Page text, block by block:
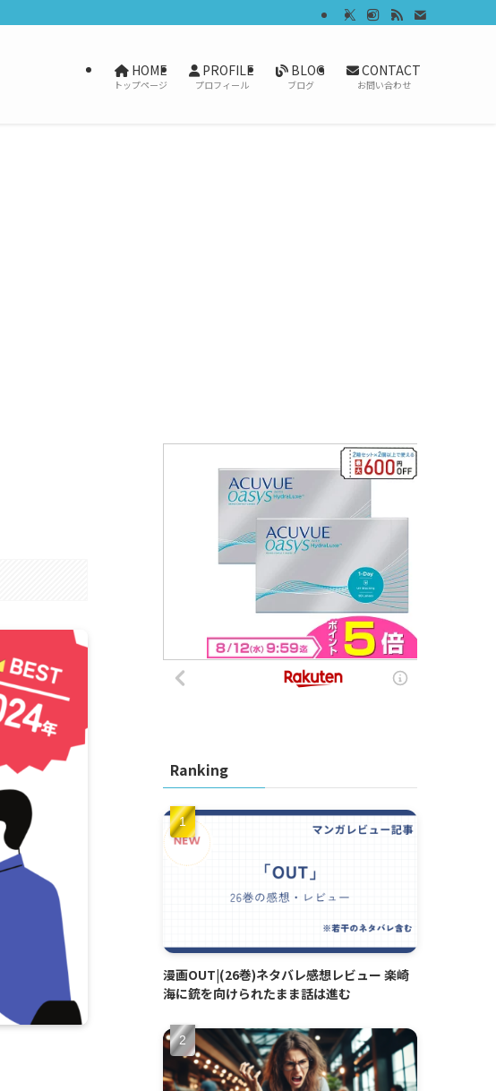
HOME
トップページ
PROFILE
プロフィール
BLOG
ブログ
CONTACT
お問い合わせ
Ranking
漫画OUT|(26巻)ネタバレ感想レビュー 楽崎
海に銃を向けられたまま話は進む